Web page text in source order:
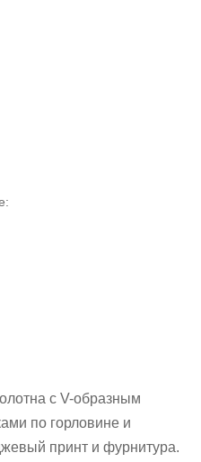
с V-образным
по горловине и
принт и фурнитура.